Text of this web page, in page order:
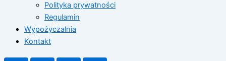
Polityka prywatności
Regulamin
Wypożyczalnia
Kontakt